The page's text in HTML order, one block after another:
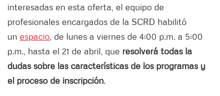
interesadas en esta oferta, el equipo de
profesionales encargados de la SCRD habilitó
un espacio , de lunes a viernes de 4:00 p.m. a 5:00
p.m., hasta el 21 de abril, que resolverá todas la
dudas sobre las características de los programas y
el proceso de inscripción.